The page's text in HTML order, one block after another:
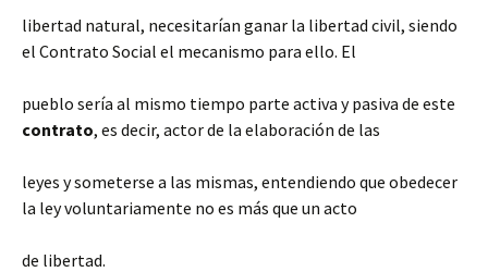
libertad natural, necesitarían ganar la libertad civil, siendo
el Contrato Social el mecanismo para ello. El
pueblo sería al mismo tiempo parte activa y pasiva de este
contrato, es decir, actor de la elaboración de las
leyes y someterse a las mismas, entendiendo que obedecer
la ley voluntariamente no es más que un acto
de libertad.